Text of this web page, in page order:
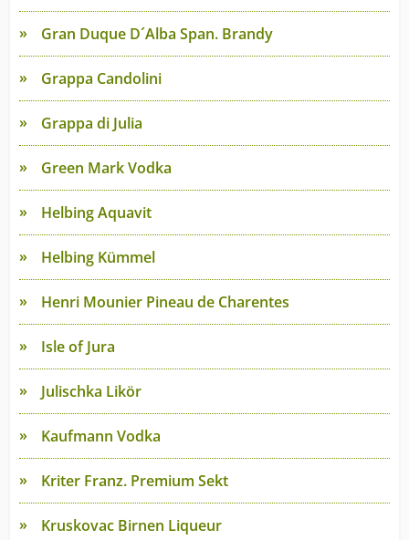
Gran Duque D´Alba Span. Brandy
Grappa Candolini
Grappa di Julia
Green Mark Vodka
Helbing Aquavit
Helbing Kümmel
Henri Mounier Pineau de Charentes
Isle of Jura
Julischka Likör
Kaufmann Vodka
Kriter Franz. Premium Sekt
Kruskovac Birnen Liqueur